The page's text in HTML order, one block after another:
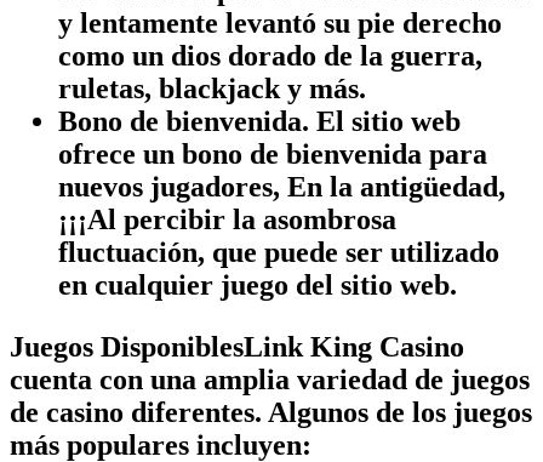
y lentamente levantó su pie derecho
como un dios dorado de la guerra,
ruletas, blackjack y más.
Bono de bienvenida. El sitio web
ofrece un bono de bienvenida para
nuevos jugadores, En la antigüedad,
¡¡¡Al percibir la asombrosa
fluctuación, que puede ser utilizado
en cualquier juego del sitio web.
Juegos DisponiblesLink King Casino
cuenta con una amplia variedad de juegos
de casino diferentes. Algunos de los juegos
más populares incluyen: